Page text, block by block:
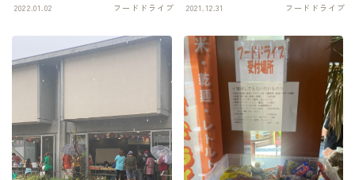
2022.01.02 フードドライブ 2021.12.31 フードドライブ